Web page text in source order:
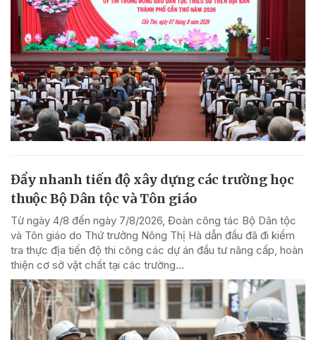
Đẩy nhanh tiến độ xây dựng các trường học
thuộc Bộ Dân tộc và Tôn giáo
Từ ngày 4/8 đến ngày 7/8/2026, Đoàn công tác Bộ Dân tộc
và Tôn giáo do Thứ trưởng Nông Thị Hà dẫn đầu đã đi kiểm
tra thực địa tiến độ thi công các dự án đầu tư nâng cấp, hoàn
thiện cơ sở vật chất tại các trường...